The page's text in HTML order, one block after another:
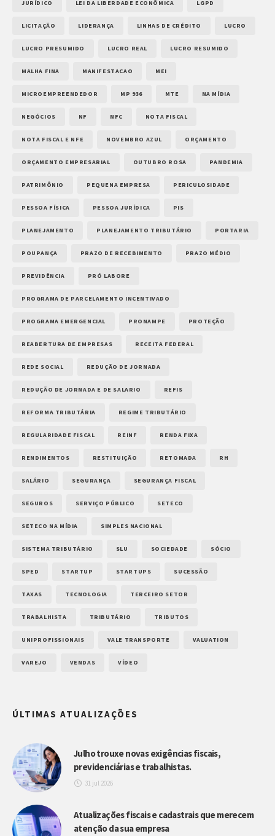
JURÍDICO LEI DA LIBERDADE ECONÔMICA LGPD
LICITAÇÃO LIDERANÇA LINHAS DE CRÉDITO LUCRO
LUCRO PRESUMIDO LUCRO REAL LUCRO RESUMIDO
MALHA FINA MANIFESTACAO MEI
MICROEMPREENDEDOR MP 936 MTE NA MÍDIA
NEGÓCIOS NF NFC NOTA FISCAL
NOTA FISCAL E NFE NOVEMBRO AZUL ORÇAMENTO
ORÇAMENTO EMPRESARIAL OUTUBRO ROSA PANDEMIA
PATRIMÔNIO PEQUENA EMPRESA PERICULOSIDADE
PESSOA FÍSICA PESSOA JURÍDICA PIS
PLANEJAMENTO PLANEJAMENTO TRIBUTÁRIO PORTARIA
POUPANÇA PRAZO DE RECEBIMENTO PRAZO MÉDIO
PREVIDÊNCIA PRÓ LABORE
PROGRAMA DE PARCELAMENTO INCENTIVADO
PROGRAMA EMERGENCIAL PRONAMPE PROTEÇÃO
REABERTURA DE EMPRESAS RECEITA FEDERAL
REDE SOCIAL REDUÇÃO DE JORNADA
REDUÇÃO DE JORNADA E DE SALARIO REFIS
REFORMA TRIBUTÁRIA REGIME TRIBUTÁRIO
REGULARIDADE FISCAL REINF RENDA FIXA
RENDIMENTOS RESTITUIÇÃO RETOMADA RH
SALÁRIO SEGURANÇA SEGURANÇA FISCAL
SEGUROS SERVIÇO PÚBLICO SETECO
SETECO NA MÍDIA SIMPLES NACIONAL
SISTEMA TRIBUTÁRIO SLU SOCIEDADE SÓCIO
SPED STARTUP STARTUPS SUCESSÃO
TAXAS TECNOLOGIA TERCEIRO SETOR
TRABALHISTA TRIBUTÁRIO TRIBUTOS
UNIPROFISSIONAIS VALE TRANSPORTE VALUATION
VAREJO VENDAS VÍDEO
ÚLTIMAS ATUALIZAÇÕES
Julho trouxe novas exigências fiscais,
previdenciárias e trabalhistas.
31 jul 2026
Atualizações fiscais e cadastrais que merecem
atenção da sua empresa